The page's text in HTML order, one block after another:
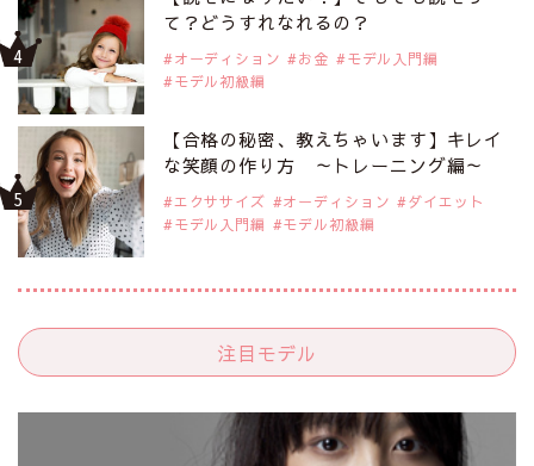
て？どうすれなれるの？
オーディション お金
モデル入門編
モデル初級編
【合格の秘密、教えちゃいます】キレイ
な笑顔の作り方 ～トレーニング編～
エクササイズ オーディション
ダイエット
モデル入門編
モデル初級編
注目モデル